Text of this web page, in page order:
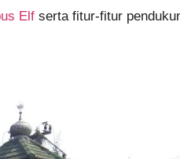
Elf serta fitur-fitur